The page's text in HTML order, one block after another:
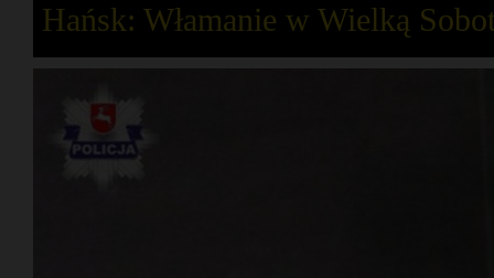
Hańsk: Włamanie w Wielką